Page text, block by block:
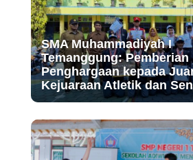
SMA Muhammadiyah I
Temanggung: Pemberian
Penghargaan kepada
Kejuaraan Atletik dan